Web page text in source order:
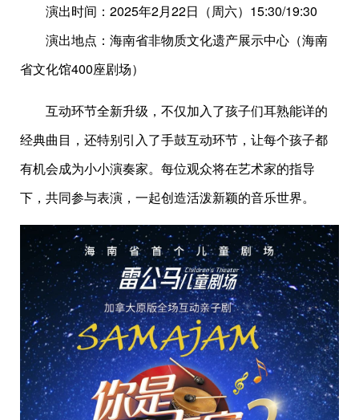
演出时间：2025年2月22日（周六）15:30/19:30
演出地点：海南省非物质文化遗产展示中心（海南
省文化馆400座剧场）
互动环节全新升级，不仅加入了孩子们耳熟能详的
经典曲目，还特别引入了手鼓互动环节，让每个孩子都
有机会成为小小演奏家。每位观众将在艺术家的指导
下，共同参与表演，一起创造活泼新颖的音乐世界。